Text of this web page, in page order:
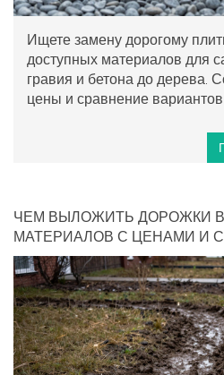
Ищете замену дорогому
доступных материалов для
гравия и бетона до дерева.
цены и сравнение
ЧЕМ ВЫЛОЖИТЬ ДОРОЖКИ
МАТЕРИАЛОВ С ЦЕНАМИ И